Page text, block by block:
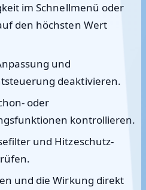
im Schnellmenü oder
den höchsten Wert
und
deaktivieren.
oder
kontrollieren.
und Hitzeschutz-
und die Wirkung direkt